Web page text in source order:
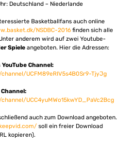
Deutschland – Niederlande
Basketballfans auch online
NSDBC-2016 finden sich alle
anderem wird auf zwei Youtube-
Spiele angeboten. Hier die Adressen:
Channel:
UCFM89eRIV5s4B0Sr9-TjyJg
UCC4yuMWo15kwYD_PaVc2Bcg
auch zum Download angeboten.
soll ein freier Download
kopieren).